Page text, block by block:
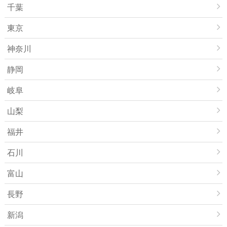
千葉
東京
神奈川
静岡
岐阜
山梨
福井
石川
富山
長野
新潟